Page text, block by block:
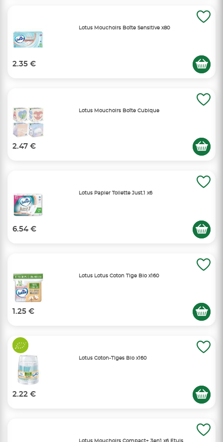
Lotus Mouchoirs Boîte Sensitive x80
2.35 €
Lotus Mouchoirs Boîte Cubique
2.47 €
Lotus Papier Toilette Just.1 x6
6.54 €
Lotus Lotus Coton Tige Bio x160
1.25 €
Lotus Coton-Tiges Bio x160
2.22 €
Lotus Mouchoirs Compact+ 3en1 x6 Etuis